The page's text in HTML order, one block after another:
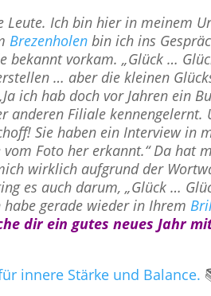
Leute. Ich bin hier in meinem
Brezenholen bin ich ins
bekannt vorkam. „Glück …
… aber die kleinen
ich hab doch vor Jahren ein
anderen Filiale kennengelernt.
Sie haben ein Interview in
vom Foto her erkannt.“ Da hat
wirklich aufgrund der
es auch darum, „Glück …
habe gerade wieder in Ihrem
dir ein gutes neues Jahr
innere Stärke und Balance.